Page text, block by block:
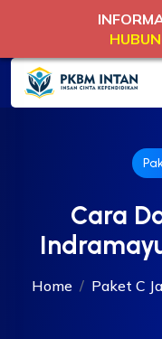
Cara
Home Paket C